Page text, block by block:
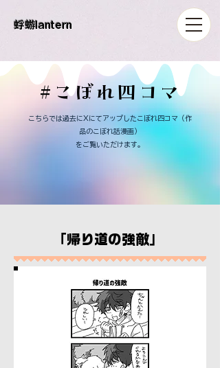
​蜉蝣lantern
#​こぼれ四コマ
こちらでは過去にXにてアップしたこぼれ四コマ（作
品のこぼれ話漫画）
​をご覧いただけます。
​「帰り道の強敵」